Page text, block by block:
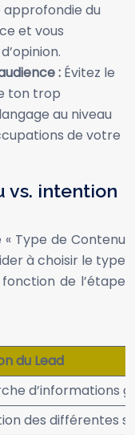
du
et vous
: Évitez le
ton trop
au niveau
de votre
vs. intention
Type de Contenu
à choisir le type
de l’étape
du Lead
d’informations
des différentes